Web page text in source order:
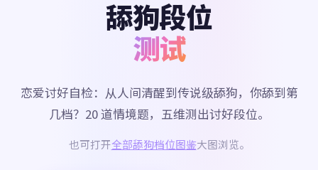
舔狗段位
测试
恋爱讨好自检：从人间清醒到传说级舔狗，你舔到第
几档？20 道情境题，五维测出讨好段位。
也可打开全部舔狗档位图鉴大图浏览。